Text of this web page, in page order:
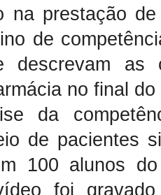
na prestação
de
descrevam as
no final do
da
de pacientes
100 alunos
foi